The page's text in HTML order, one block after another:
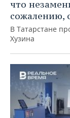
что
сожалению,
В Татарстане
Хузина